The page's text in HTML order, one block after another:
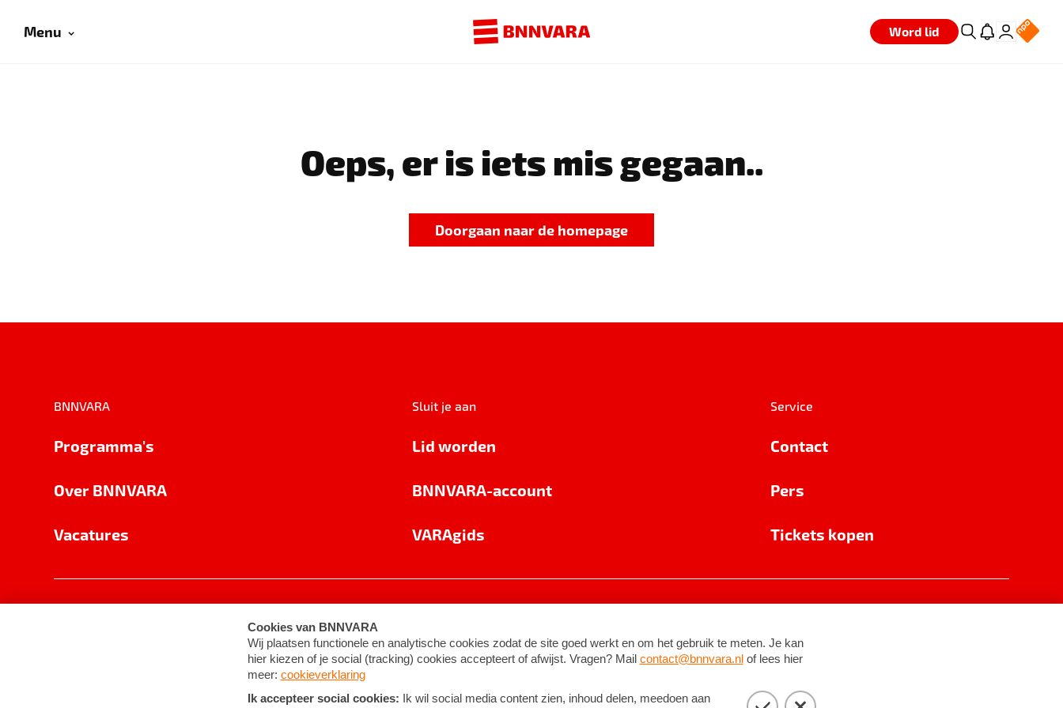
Menu Word lid
Oeps, er is iets mis gegaan..
Doorgaan naar de homepage
BNNVARA
Programma's
Over BNNVARA
Vacatures
Sluit je aan
Lid worden
BNNVARA-account
VARAgids
Service
Contact
Pers
Tickets kopen
Cookie-instellingen Algemene voorwaarden ©2026BNNVARA